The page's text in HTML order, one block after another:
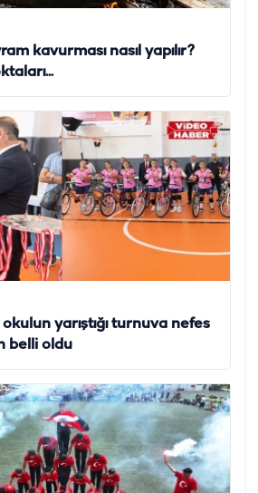
kavurması nasıl yapılır?
okulun yarıştığı turnuva nefes
belli oldu